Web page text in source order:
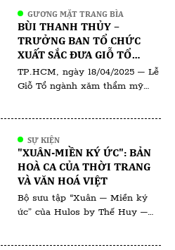
gia da liễu, bác sĩ thẩm mỹ, kỹ
thuật viên và các đơn vị đối tác
trong ngành. Sự kiện không chỉ
là màn giới thiệu […]
GƯƠNG MẶT TRANG BÌA
BÙI THANH THỦY –
TRƯỞNG BAN TỔ CHỨC
XUẤT SẮC ĐƯA GIỖ TỔ
NGÀNH PHUN XĂM THẨM
MỸ VIỆT NAM 2025 ĐẾN
TP.HCM, ngày 18/04/2025 – Lễ
Giỗ Tổ ngành xăm thẩm mỹ
gia, nghệ nhân và đơn vị uy tín
trong ngành. Đứng sau thành
công của sự kiện là Trưởng ban
tổ chức – bà Bùi Thanh Thủy,
[…]
SỰ KIỆN
"XUÂN-MIỀN KÝ ỨC": BẢN
HOÀ CA CỦA THỜI TRANG
VÀ VĂN HOÁ VIỆT
Bộ sưu tập “Xuân – Miền ký
ức” của Hulos by Thế Huy –